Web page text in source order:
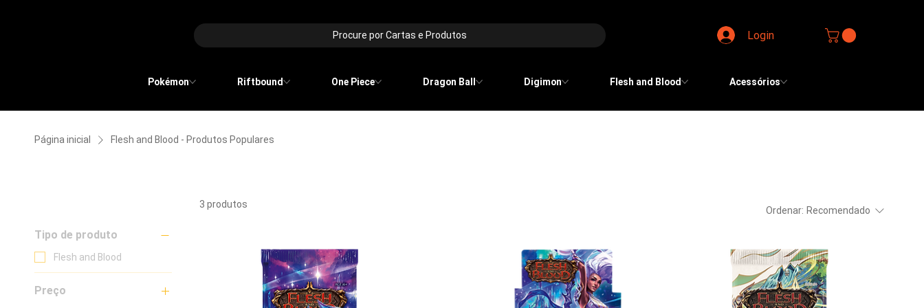
Pokémon Riftbound One Piece Dragon Ball Digimon Flesh and Blood Acessórios
Procure por Cartas e Produtos Login
Página inicial Flesh and Blood - Produtos Populares
Tipo de produto
Flesh and Blood
Preço
3 produtos
Ordenar: Recomendado